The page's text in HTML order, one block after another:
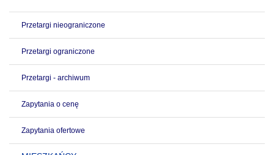
Przetargi nieograniczone
Przetargi ograniczone
Przetargi - archiwum
Zapytania o cenę
Zapytania ofertowe